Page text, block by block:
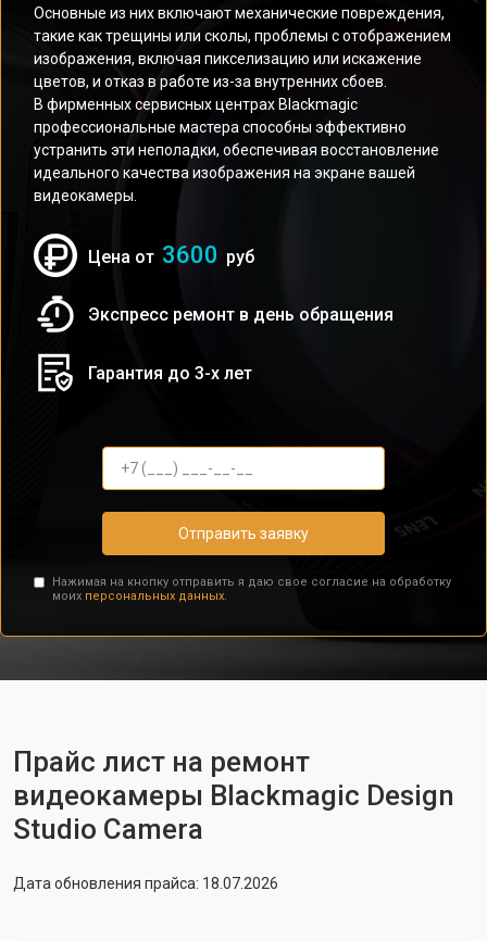
Основные из них включают механические повреждения,
такие как трещины или сколы, проблемы с отображением
изображения, включая пикселизацию или искажение
цветов, и отказ в работе из-за внутренних сбоев.
В фирменных сервисных центрах Blackmagic
профессиональные мастера способны эффективно
устранить эти неполадки, обеспечивая восстановление
идеального качества изображения на экране вашей
видеокамеры.
Цена от 3600 руб
Экспресс ремонт в день обращения
Гарантия до 3-х лет
Отправить заявку
Нажимая на кнопку отправить я даю свое согласие на обработку
моих персональных данных.
Прайс лист на ремонт
видеокамеры Blackmagic Design
Studio Camera
Дата обновления прайса: 18.07.2026